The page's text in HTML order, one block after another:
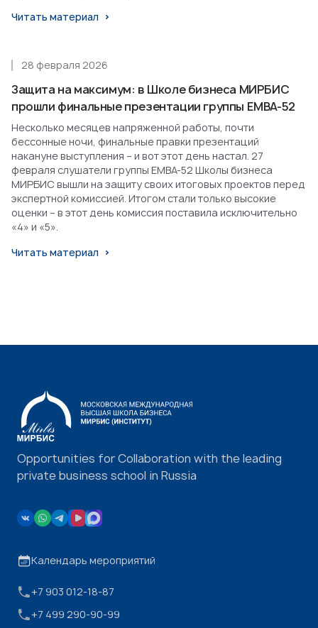
Читать материал
Защита на максимум: в Школе бизнеса МИРБИС
прошли финальные презентации группы EMBA-52
28 февраля 2026
Несколько месяцев напряженной работы, почти
бессонные ночи, финальные правки презентаций
накануне выступления – и вот этот день настал. 27
февраля слушатели группы EMBA-52 Школы бизнеса
МИРБИС вышли на защиту своих итоговых проектов перед
экспертной комиссией. Итогом стали только высокие
оценки – в этот день комиссия поставила исключительно
«4» и «5».
Читать материал
Opportunities for Collaboration with the leading
private business school in Russia
Календарь мероприятий
+7 903 012-18-87
+7 499 290-90-99